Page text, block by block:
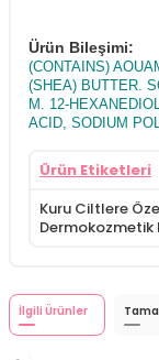
Ürün Bileşimi:
(CONTAINS)
(SHEA) BUTTER.
M. 12-
ACID, SODIUM
Ürün Etiketleri
Kuru Ciltlere
Dermokozmetik
İlgili Ürünler